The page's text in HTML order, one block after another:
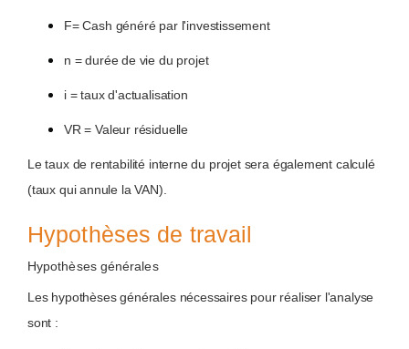
F= Cash généré par l'investissement
n = durée de vie du projet
i = taux d'actualisation
VR = Valeur résiduelle
Le taux de rentabilité interne du projet sera également calculé
(taux qui annule la VAN).
Hypothèses de travail
Hypothèses générales
Les hypothèses générales nécessaires pour réaliser l'analyse
sont :